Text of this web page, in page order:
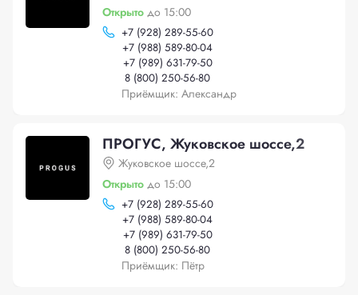
Открыто до 15:00
+7 (928) 289-55-60
+7 (988) 589-80-04
+7 (989) 631-79-50
8 (800) 250-56-80
Приёмщик: Александр
ПРОГУС, Жуковское шоссе,2
Жуковское шоссе,2
Открыто до 15:00
+7 (928) 289-55-60
+7 (988) 589-80-04
+7 (989) 631-79-50
8 (800) 250-56-80
Приёмщик: Пётр